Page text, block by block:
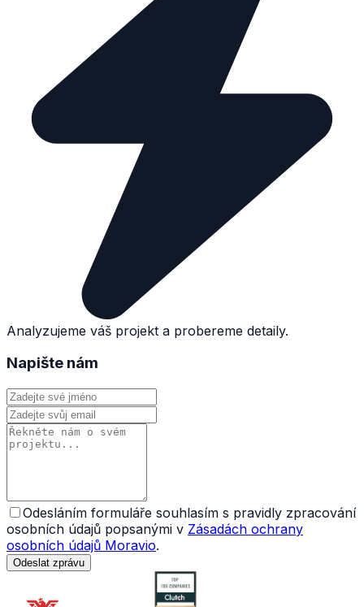
Analyzujeme váš projekt a probereme detaily.
Napište nám
Odesláním formuláře souhlasím s pravidly zpracování
osobních údajů popsanými v Zásadách ochrany
osobních údajů Moravio.
Odeslat zprávu